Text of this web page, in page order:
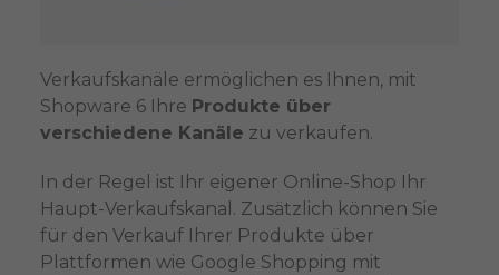
Verkaufskanäle ermöglichen es Ihnen, mit
Shopware 6 Ihre Produkte über
verschiedene Kanäle zu verkaufen.
In der Regel ist Ihr eigener Online-Shop Ihr
Haupt-Verkaufskanal. Zusätzlich können Sie
für den Verkauf Ihrer Produkte über
Plattformen wie Google Shopping mit